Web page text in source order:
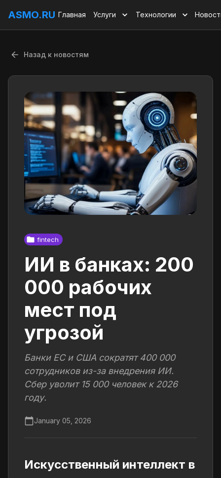
ASMO.RU Главная Услуги Технологии
Назад к новостям
fintech
ИИ в банках: 200
000 рабочих
мест под
угрозой
Банки ЕС и США сократят 400 000
сотрудников из-за внедрения ИИ.
Сбер уволит 15 000 человек к 2026
году.
January 05, 2026
Искусственный интеллект в